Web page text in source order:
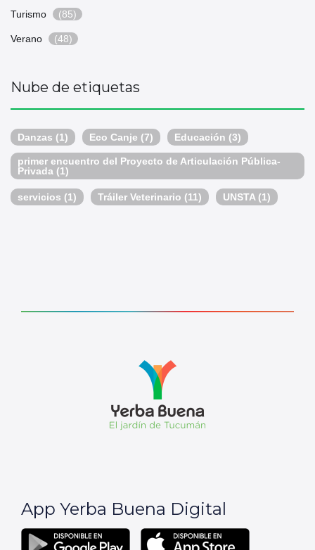
Turismo (85)
Verano (48)
Nube de etiquetas
Danzas (1) Eco Canje (7) Educación (3)
primer encuentro del Proyecto de Articulación Pública-
Privada (1)
servicios (1) Tráiler Veterinario (11) UNSTA(1)
App Yerba Buena Digital